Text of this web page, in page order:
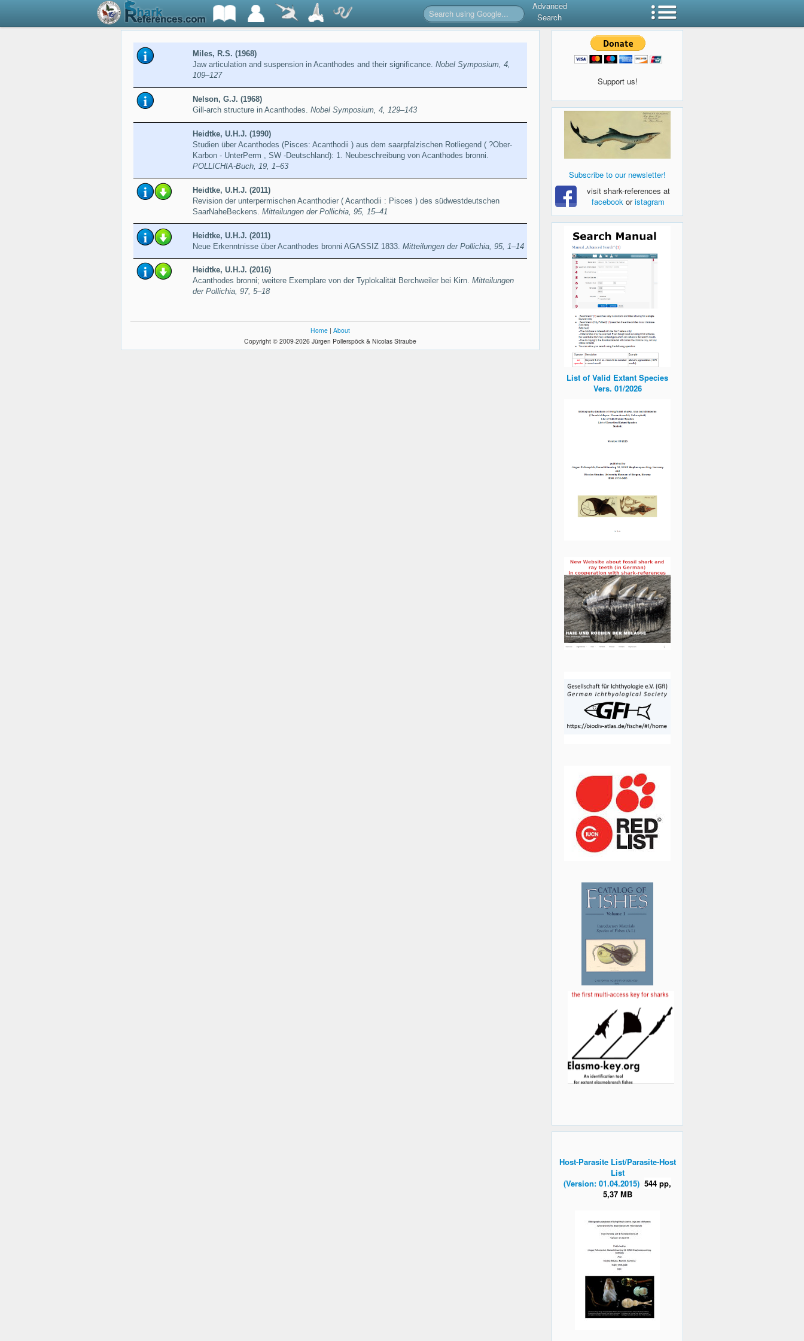
Advanced
Search
Miles, R.S. (1968)
Jaw articulation and suspension in Acanthodes and their significance. Nobel Symposium, 4,
109–127
Nelson, G.J. (1968)
Gill-arch structure in Acanthodes. Nobel Symposium, 4, 129–143
Heidtke, U.H.J. (1990)
Studien über Acanthodes (Pisces: Acanthodii ) aus dem saarpfalzischen Rotliegend ( ?Ober-
Karbon - UnterPerm , SW -Deutschland): 1. Neubeschreibung von Acanthodes bronni.
POLLICHIA-Buch, 19, 1–63
Heidtke, U.H.J. (2011)
Revision der unterpermischen Acanthodier ( Acanthodii : Pisces ) des südwestdeutschen
SaarNaheBeckens. Mitteilungen der Pollichia, 95, 15–41
Heidtke, U.H.J. (2011)
Neue Erkenntnisse über Acanthodes bronni AGASSIZ 1833. Mitteilungen der Pollichia, 95, 1–14
Heidtke, U.H.J. (2016)
Acanthodes bronni; weitere Exemplare von der Typlokalität Berchweiler bei Kirn. Mitteilungen
der Pollichia, 97, 5–18
Home | About
Copyright © 2009-2026 Jürgen Pollerspöck & Nicolas Straube
Support us!
Subscribe to our newsletter!
visit shark-references at
facebook oristagram
List of Valid Extant Species
Vers. 01/2026
Host-Parasite List/Parasite-Host
List
(Version: 01.04.2015) 544 pp,
5,37 MB